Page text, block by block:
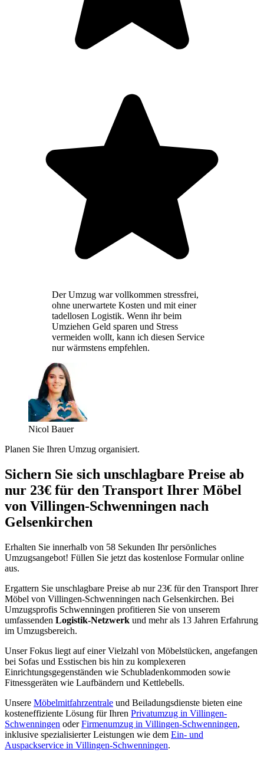
Der Umzug war vollkommen stressfrei,
ohne unerwartete Kosten und mit einer
tadellosen Logistik. Wenn ihr beim
Umziehen Geld sparen und Stress
vermeiden wollt, kann ich diesen Service
nur wärmstens empfehlen.
Nicol Bauer
Planen Sie Ihren Umzug organisiert.
Sichern Sie sich unschlagbare Preise ab
nur 23€ für den Transport Ihrer Möbel
von Villingen-Schwenningen nach
Gelsenkirchen
Erhalten Sie innerhalb von 58 Sekunden Ihr persönliches
Umzugsangebot! Füllen Sie jetzt das kostenlose Formular online
aus.
Ergattern Sie unschlagbare Preise ab nur 23€ für den Transport Ihrer
Möbel von Villingen-Schwenningen nach Gelsenkirchen. Bei
Umzugsprofis Schwenningen profitieren Sie von unserem
umfassenden Logistik-Netzwerk und mehr als 13 Jahren Erfahrung
im Umzugsbereich.
Unser Fokus liegt auf einer Vielzahl von Möbelstücken, angefangen
bei Sofas und Esstischen bis hin zu komplexeren
Einrichtungsgegenständen wie Schubladenkommoden sowie
Fitnessgeräten wie Laufbändern und Kettlebells.
Unsere Möbelmitfahrzentrale und Beiladungsdienste bieten eine
kosteneffiziente Lösung für Ihren Privatumzug in Villingen-
Schwenningen oderFirmenumzug in Villingen-Schwenningen,
inklusive spezialisierter Leistungen wie dem Ein- und
Auspackservice in Villingen-Schwenningen.